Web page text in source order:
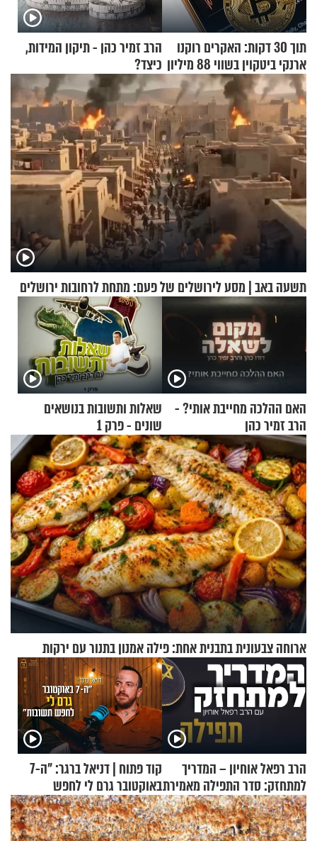
תוך 30 דקות: האקרים רוקנו
ארנקי ביטקוין בשווי 88 מיליון
דולר
הרב זמיר כהן - תיקון המידות,
כיצד?
תשעה באב | מסע לירושלים של פעם: מתחת לרחובות ירושלים
האם ההלכה מחייבת אותי? -
הרב זמיר כהן
שאלות ותשובות בנושאים
שונים - פרק 1
ארוחה צבעונית בתבנית אחת: פילה אמנון בתנור עם ירקות
הרב רפאל אוחיון – המדריך
למתחזק: סדר התפילה מאמירת
הקורבנות ועד קריאת שמע
קוד פתוח | דניאל ברגר: "ה-7
באוקטובר גרם לי לחפש
תשובות"